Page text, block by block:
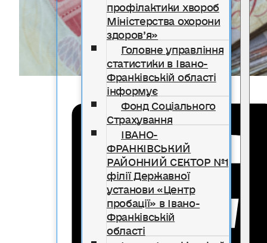
профілактики хвороб
Міністерства охорони
здоров’я»
Головне управління
статистики в Івано-
Франківській області
інформує
Фонд Соціального
Страхування
ІВАНО-
ФРАНКІВСЬКИЙ
РАЙОННИЙ СЕКТОР №1
філії Державної
установи «Центр
пробації» в Івано-
Франківській
області